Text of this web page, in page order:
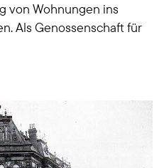
von Wohnungen ins
Als Genossenschaft für